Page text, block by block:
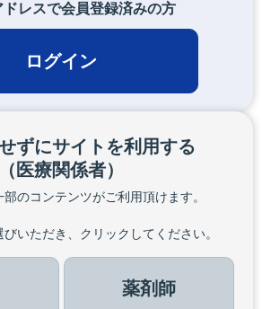
ドレスで会員登録済みの方
ログイン
ずにサイトを利用する
（医療関係者）
のコンテンツがご利用頂けます。
いただき、クリックしてください。
薬剤師